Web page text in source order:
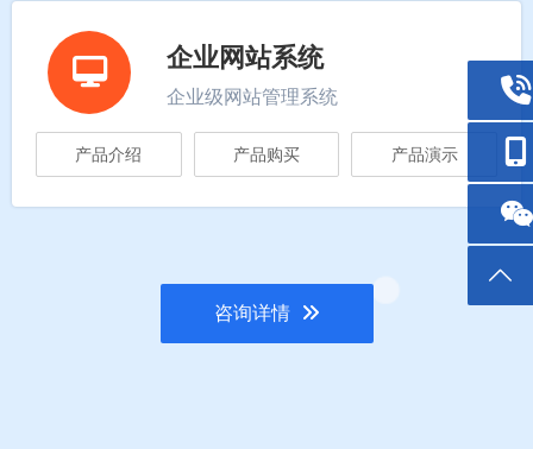
企业网站系统
企业级网站管理系统
产品介绍 产品购买 产品演示
咨询详情